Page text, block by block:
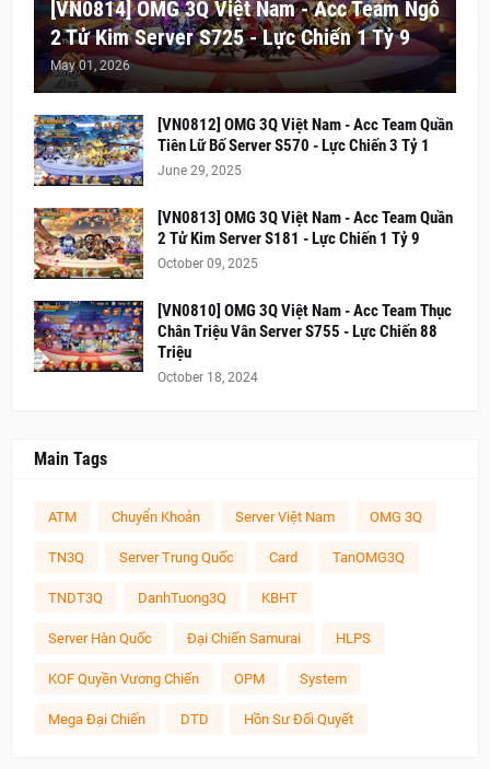
[VN0814] OMG 3Q Việt Nam - Acc Team Ngô
2 Tử Kim Server S725 - Lực Chiến 1 Tỷ 9
May 01, 2026
[VN0812] OMG 3Q Việt Nam - Acc Team Quần
Tiên Lữ Bố Server S570 - Lực Chiến 3 Tỷ 1
June 29, 2025
[VN0813] OMG 3Q Việt Nam - Acc Team Quần
2 Tử Kim Server S181 - Lực Chiến 1 Tỷ 9
October 09, 2025
[VN0810] OMG 3Q Việt Nam - Acc Team Thục
Chân Triệu Vân Server S755 - Lực Chiến 88
Triệu
October 18, 2024
Main Tags
ATM Chuyển Khoản Server Việt Nam OMG 3Q
TN3Q Server Trung Quốc Card TanOMG3Q
TNDT3Q DanhTuong3Q KBHT
Server Hàn Quốc Đại Chiến Samurai HLPS
KOF Quyền Vương Chiến OPM System
Mega Đại Chiến DTD Hồn Sư Đối Quyết